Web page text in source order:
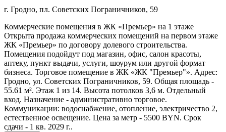
г. Гродно, пл. Советских Пограничников, 59
Коммерческие помещения в ЖК «Премьер» на 1 этаже
Открыта продажа коммерческих помещений на первом этаже
ЖК «Премьер» по договору долевого строительства.
Помещения подойдут под магазин, офис, салон красоты,
аптеку, пункт выдачи, услуги, шоурум или другой формат
бизнеса. Торговое помещение в ЖК «ЖК "Премьер"». Адрес:
Гродно, ул. Советских Пограничников, 59. Общая площадь -
55.61 м². Этаж 1 из 14. Высота потолков 3,6 м. Отдельный
вход. Назначение - административно торговое.
Коммуникации: водоснабжение, отопление, электричество 2,
естественное освещение. Цена за метр - 5500 BYN. Срок
сдачи - 1 кв. 2029 г..